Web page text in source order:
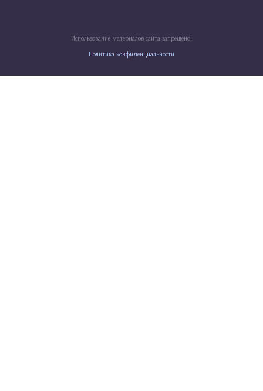
Использование материалов сайта запрещено!
Политика конфиденциальности